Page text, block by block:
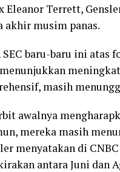
Eleanor Terrett,
akhir musim panas.
SEC baru-baru ini atas
masih
awalnya
mereka masih
menyatakan di
antara Juni dan